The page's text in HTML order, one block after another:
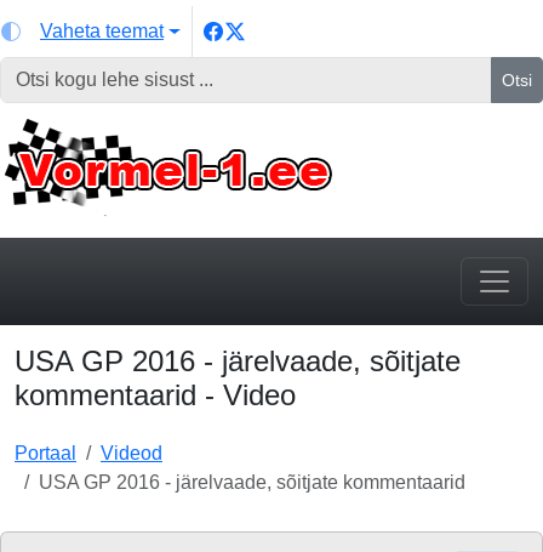
Vaheta teemat
Otsi
USA GP 2016 - järelvaade, sõitjate
kommentaarid - Video
Portaal
Videod
USA GP 2016 - järelvaade, sõitjate kommentaarid